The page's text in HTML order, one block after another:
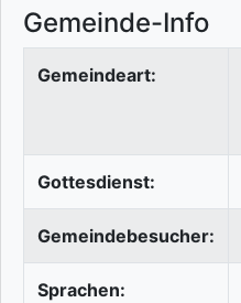
Gemeinde-Info
Gemeindeart:
Gottesdienst:
Gemeindebesucher:
Sprachen: